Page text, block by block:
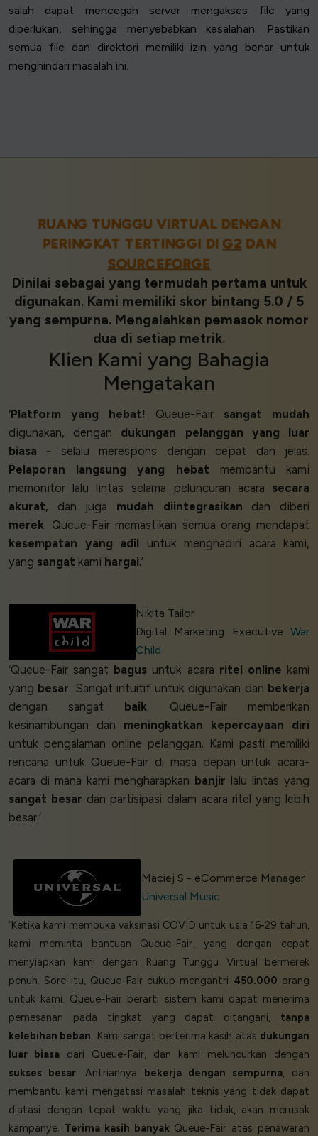
salah dapat mencegah server mengakses file yang
diperlukan, sehingga menyebabkan kesalahan. Pastikan
semua file dan direktori memiliki izin yang benar untuk
menghindari masalah ini.
RUANG TUNGGU VIRTUAL DENGAN
PERINGKAT TERTINGGI DI G2 DAN
SOURCEFORGE
Dinilai sebagai yang termudah pertama untuk
digunakan. Kami memiliki skor bintang 5.0 / 5
yang sempurna. Mengalahkan pemasok nomor
dua di setiap metrik.
Klien Kami yang Bahagia
Mengatakan
‘Platform yang hebat! Queue-Fair sangat mudah
digunakan, dengan dukungan pelanggan yang luar
biasa - selalu merespons dengan cepat dan jelas.
Pelaporan langsung yang hebat membantu kami
memonitor lalu lintas selama peluncuran acara secara
akurat, dan juga mudah diintegrasikan dan diberi
merek. Queue-Fair memastikan semua orang mendapat
kesempatan yang adil untuk menghadiri acara kami,
yang sangat kami hargai.’
Nikita Tailor
Digital Marketing Executive War
Child
‘Queue-Fair sangat bagus untuk acara ritel online kami
yang besar. Sangat intuitif untuk digunakan dan bekerja
dengan sangat baik. Queue-Fair memberikan
kesinambungan dan meningkatkan kepercayaan diri
untuk pengalaman online pelanggan. Kami pasti memiliki
rencana untuk Queue-Fair di masa depan untuk acara-
acara di mana kami mengharapkan banjir lalu lintas yang
sangat besar dan partisipasi dalam acara ritel yang lebih
besar.’
Maciej S - eCommerce Manager
Universal Music
‘Ketika kami membuka vaksinasi COVID untuk usia 16-29 tahun,
kami meminta bantuan Queue-Fair, yang dengan cepat
menyiapkan kami dengan Ruang Tunggu Virtual bermerek
penuh. Sore itu, Queue-Fair cukup mengantri 450.000 orang
untuk kami. Queue-Fair berarti sistem kami dapat menerima
pemesanan pada tingkat yang dapat ditangani, tanpa
kelebihan beban. Kami sangat berterima kasih atas dukungan
luar biasa dari Queue-Fair, dan kami meluncurkan dengan
sukses besar. Antriannya bekerja dengan sempurna, dan
membantu kami mengatasi masalah teknis yang tidak dapat
diatasi dengan tepat waktu yang jika tidak, akan merusak
kampanye. Terima kasih banyakQueue-Fair atas penawaran